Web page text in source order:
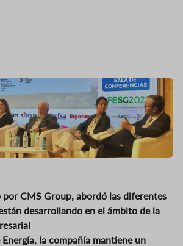
por CMS Group, abordó las diferentes
desarrollando en el ámbito de la
Energía, la compañía mantiene un